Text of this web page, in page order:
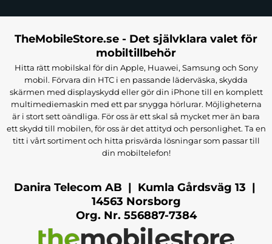
TheMobileStore.se - Det självklara valet för
mobiltillbehör
Hitta rätt mobilskal för din Apple, Huawei, Samsung och Sony
mobil. Förvara din HTC i en passande läderväska, skydda
skärmen med displayskydd eller gör din iPhone till en komplett
multimediemaskin med ett par snygga hörlurar. Möjligheterna
är i stort sett oändliga. För oss är ett skal så mycket mer än bara
ett skydd till mobilen, för oss är det attityd och personlighet. Ta en
titt i vårt sortiment och hitta prisvärda lösningar som passar till
din mobiltelefon!
Danira Telecom AB | Kumla Gårdsväg 13 |
14563 Norsborg
Org. Nr. 556887-7384